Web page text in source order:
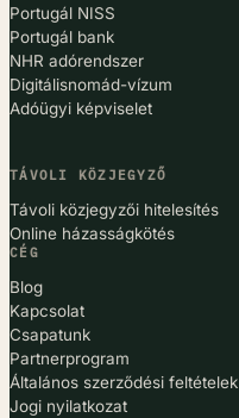
Portugál NISS
Portugál bank
NHR adórendszer
Digitálisnomád-vízum
Adóügyi képviselet
TÁVOLI KÖZJEGYZŐ
Távoli közjegyzői hitelesítés
Online házasságkötés
CÉG
Blog
Kapcsolat
Csapatunk
Partnerprogram
Általános szerződési feltételek
Jogi nyilatkozat